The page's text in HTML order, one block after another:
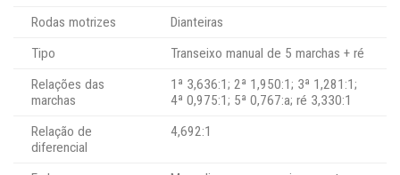
Rodas motrizes
Dianteiras
Tipo
Transeixo manual de 5 marchas + ré
Relações das
marchas
1ª 3,636:1; 2ª 1,950:1; 3ª 1,281:1;
4ª 0,975:1; 5ª 0,767:a; ré 3,330:1
Relação de
diferencial
4,692:1